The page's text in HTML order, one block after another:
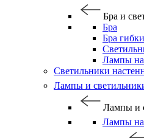
Бра и
Бра
Бра
Лампы
Светильники
Лампы и
Лампы и
Лампы